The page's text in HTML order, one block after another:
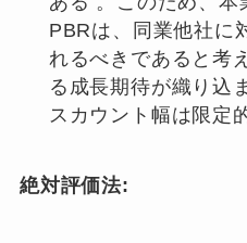
PBRは、同業他社に
れるべきであると考
る成長期待が織り込
スカウント幅は限定
絶対評価法: